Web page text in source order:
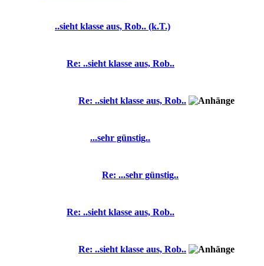
..sieht klasse aus, Rob.. (k.T.)
Re: ..sieht klasse aus, Rob..
Re: ..sieht klasse aus, Rob..
...sehr günstig..
Re: ...sehr günstig..
Re: ..sieht klasse aus, Rob..
Re: ..sieht klasse aus, Rob..